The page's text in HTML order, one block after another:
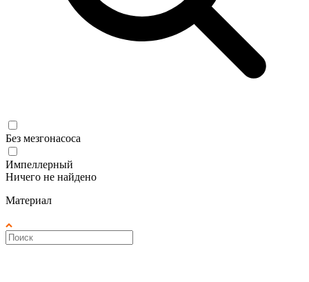
Без мезгонасоса
Импеллерный
Ничего не найдено
Материал